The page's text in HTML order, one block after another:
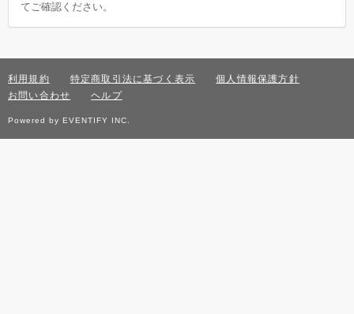
てご確認ください。
利用規約 特定商取引法に基づく表示
個人情報保護方針
お問い合わせ
ヘルプ
Powered by EVENTIFY INC.